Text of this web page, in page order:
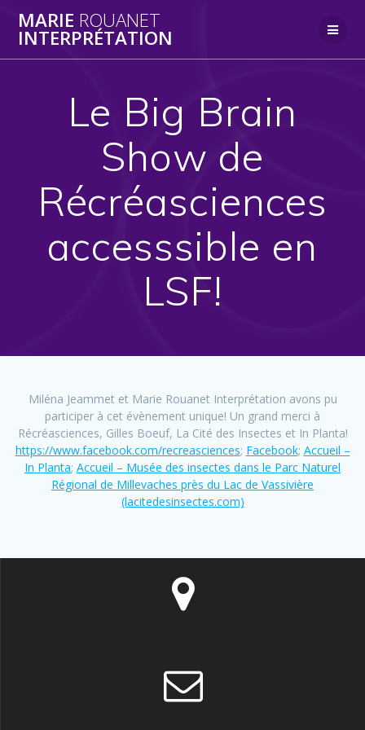
MARIE ROUANET
INTERPRÉTATION
Le Big Brain
Show de
Récréasciences
accesssible en
LSF!
Miléna Jeammet et Marie Rouanet Interprétation avons pu
participer à cet évènement unique! Un grand merci à
Récréasciences, Gilles Boeuf, La Cité des Insectes et In Planta!
https://www.facebook.com/recreasciences; Facebook; Accueil –
In Planta; Accueil – Musée des insectes dans le Parc Naturel
Régional de Millevaches près du Lac de Vassivière
(lacitedesinsectes.com)